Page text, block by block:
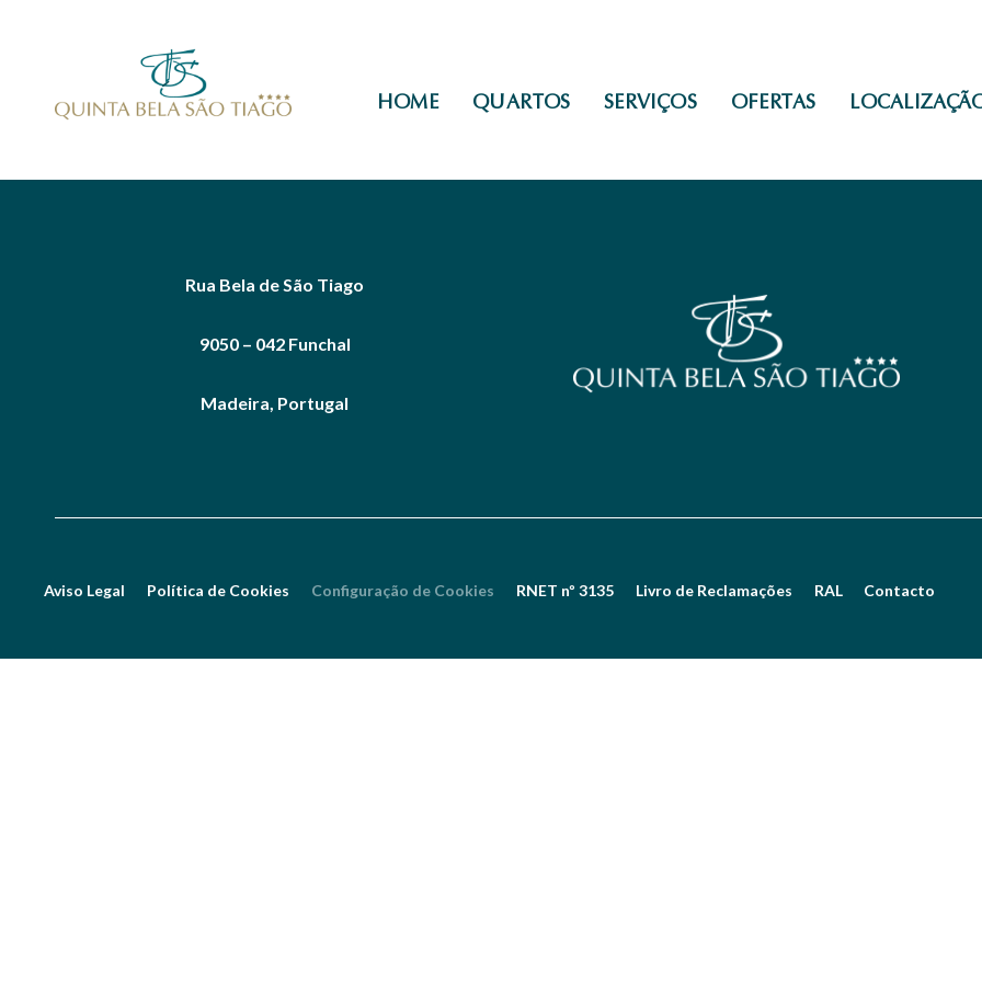
HOME QUARTOS SERVIÇOS OFERTAS
Rua Bela de São Tiago
9050 – 042 Funchal
Madeira, Portugal
Aviso Legal Política de Cookies Configuração de Cookies RNET nº 3135 Livro de Reclamações RAL Contacto